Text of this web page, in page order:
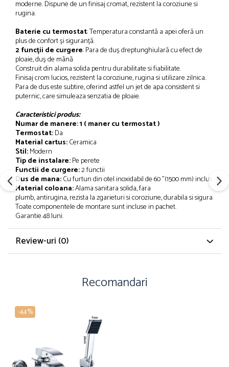
moderne. Dispune de un finisaj cromat, rezistent la coroziune si
rugina.
Baterie cu termostat: Temperatura constantă a apei oferă un
plus de confort și siguranță.
2 funcții de curgere: Para de duș dreptunghiulară cu efect de
ploaie, duș de mână
Construit din alama solida pentru durabilitate si fiabilitate.
Finisaj crom lucios, rezistent la coroziune, rugina si utilizare zilnica.
Para de dus este subtire, oferind astfel un jet de apa consistent si
puternic, care simuleaza senzatia de ploaie.
Caracteristici produs:
Numar de manere: 1 ( maner cu termostat )
Termostat:Da
Material cartus:Ceramica
Stil:Modern
Tip de instalare:Pe perete
Functii de curgere:2 functii
Dus de mana:Cu furtun din otel inoxidabil de 60 "(1500 mm) inclus
Material coloana:Alama sanitara solida, fara
plumb, antirugina, rezista la zgarieturi si coroziune, durabila si sigura
Toate componentele de montare sunt incluse in pachet.
Garantie 48 luni.
Review-uri (0)
Recomandari
-44%